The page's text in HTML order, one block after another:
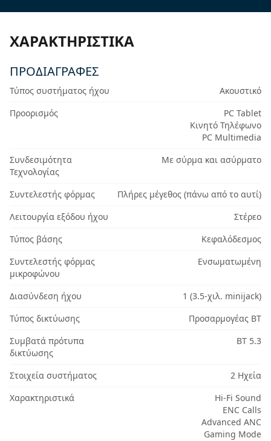
ΧΑΡΑΚΤΗΡΙΣΤΙΚΆ
ΠΡΟΔΙΑΓΡΑΦΈΣ
Τύπος συστήματος ήχου
Ακουστικό
Προορισμός
PC Tablet
Κινητό Τηλέφωνο
PC Multimedia
Συνδεσιμότητα
Τεχνολογίας
Με σύρμα και ασύρματο
Συντελεστής φόρμας
Πλήρες μέγεθος (πάνω από το αυτί)
Λειτουργία εξόδου ήχου
Στέρεο
Τύπος βάσης
Κεφαλόδεσμος
Συντελεστής φόρμας
μικροφώνου
Ενσωματωμένη
Διασύνδεση ήχου
1 (3.5-χιλ. minijack)
Τύπος δικτύωσης
Προσαρμογέας BT
Συμβατά πρότυπα
δικτύωσης
BT 5.3
Στοιχεία συστήματος
2 Ηχεία
Χαρακτηριστικά
Hi-Fi Sound
ENC Calls
Advanced ANC
Gaming Mode